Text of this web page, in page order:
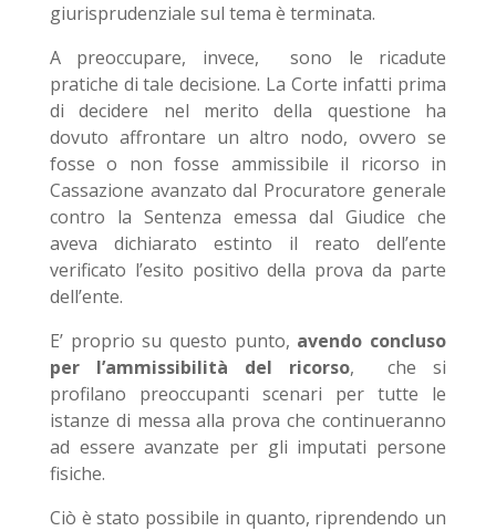
giurisprudenziale sul tema è terminata.
A preoccupare, invece, sono le ricadute
pratiche di tale decisione. La Corte infatti prima
di decidere nel merito della questione ha
dovuto affrontare un altro nodo, ovvero se
fosse o non fosse ammissibile il ricorso in
Cassazione avanzato dal Procuratore generale
contro la Sentenza emessa dal Giudice che
aveva dichiarato estinto il reato dell’ente
verificato l’esito positivo della prova da parte
dell’ente.
E’ proprio su questo punto, avendo concluso
per l’ammissibilità del ricorso, che si
profilano preoccupanti scenari per tutte le
istanze di messa alla prova che continueranno
ad essere avanzate per gli imputati persone
fisiche.
Ciò è stato possibile in quanto, riprendendo un